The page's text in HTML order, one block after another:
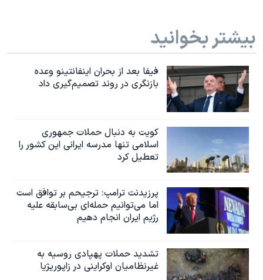
بیشتر بخوانید
فیفا بعد از بحران اینفانتینو وعده
بازنگری در روند تصمیم‌گیری داد
کویت به دنبال حملات جمهوری
اسلامی تنها مدرسه ایرانی این کشور را
تعطیل کرد
پرزیدنت ترامپ: ترجیحم بر توافق است
اما می‌توانیم حمله‌ای بی‌سابقه علیه
رژیم ایران انجام دهیم
تشدید حملات پهپادی روسیه به
غیرنظامیان اوکراینی در زاپوریژیا